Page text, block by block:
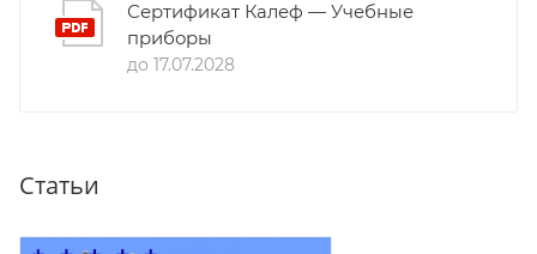
Сертификат Калеф — Учебные
приборы
до 17.07.2028
Статьи